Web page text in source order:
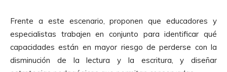
Frente a este escenario, proponen que educadores y
especialistas trabajen en conjunto para identificar qué
capacidades están en mayor riesgo de perderse con la
disminución de la lectura y la escritura, y diseñar